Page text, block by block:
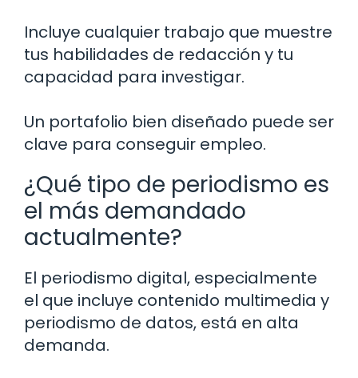
Incluye cualquier trabajo que muestre
tus habilidades de redacción y tu
capacidad para investigar.
Un portafolio bien diseñado puede ser
clave para conseguir empleo.
¿Qué tipo de periodismo es
el más demandado
actualmente?
El periodismo digital, especialmente
el que incluye contenido multimedia y
periodismo de datos, está en alta
demanda.